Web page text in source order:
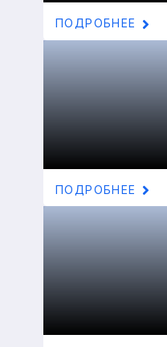
ПОДРОБНЕЕ
ПОДРОБНЕЕ